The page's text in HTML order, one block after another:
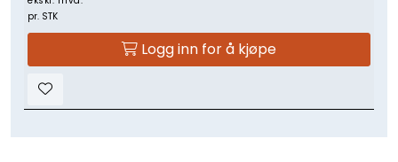
pr. STK
Logg inn for å kjøpe